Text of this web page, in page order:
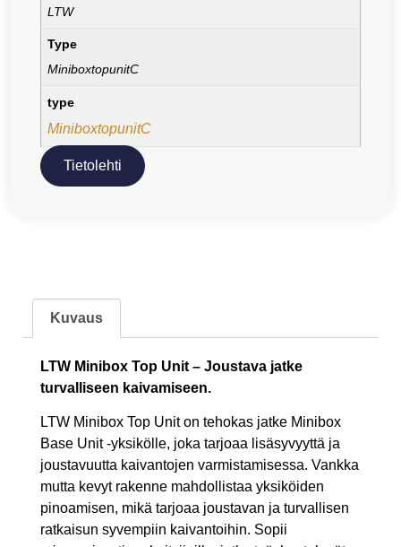
LTW
Type
MiniboxtopunitC
type
MiniboxtopunitC
Tietolehti
Kuvaus
LTW Minibox Top Unit – Joustava jatke
turvalliseen kaivamiseen.
LTW Minibox Top Unit on tehokas jatke Minibox
Base Unit -yksikölle, joka tarjoaa lisäsyvyyttä ja
joustavuutta kaivantojen varmistamisessa. Vankka
mutta kevyt rakenne mahdollistaa yksiköiden
pinoamisen, mikä tarjoaa joustavan ja turvallisen
ratkaisun syvempiin kaivantoihin. Sopii